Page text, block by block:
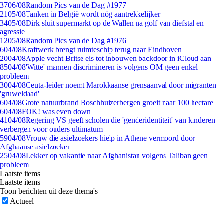
3706/08Random Pics van de Dag #1977
2105/08Tanken in België wordt nóg aantrekkelijker
3405/08Dirk sluit supermarkt op de Wallen na golf van diefstal en
agressie
1205/08Random Pics van de Dag #1976
604/08Kraftwerk brengt ruimteschip terug naar Eindhoven
2004/08Apple vecht Britse eis tot inbouwen backdoor in iCloud aan
8504/08'Witte' mannen discrimineren is volgens OM geen enkel
probleem
3004/08Ceuta-leider noemt Marokkaanse grensaanval door migranten
'gruweldaad'
604/08Grote natuurbrand Boschhuizerbergen groeit naar 100 hectare
604/08FOK! was even down
4104/08Regering VS geeft scholen die 'genderidentiteit' van kinderen
verbergen voor ouders ultimatum
5904/08Vrouw die asielzoekers hielp in Athene vermoord door
Afghaanse asielzoeker
2504/08Lekker op vakantie naar Afghanistan volgens Taliban geen
probleem
Laatste items
Laatste items
Toon berichten uit deze thema's
Actueel